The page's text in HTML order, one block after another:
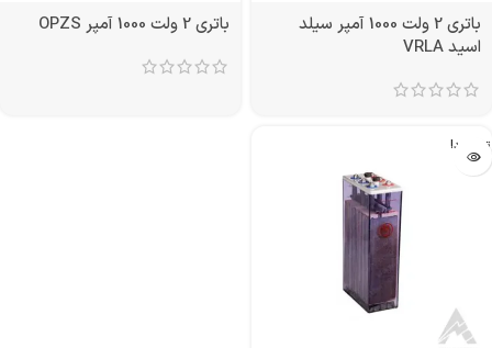
باتری 2 ولت 1000 آمپر سیلد
اسید VRLA
باتری 2 ولت 1000 آمپر OPZS
تمام شد!